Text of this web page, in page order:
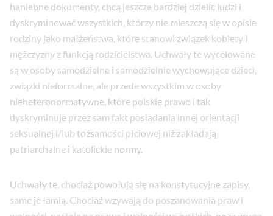
haniebne dokumenty, chcą jeszcze bardziej dzielić ludzi i
dyskryminować wszystkich, którzy nie mieszczą się w opisie
rodziny jako małżeństwa, które stanowi związek kobiety i
mężczyzny z funkcją rodzicielstwa. Uchwały te wycelowane
są w osoby samodzielne i samodzielnie wychowujące dzieci,
związki nieformalne, ale przede wszystkim w osoby
nieheteronormatywne, które polskie prawo i tak
dyskryminuje przez sam fakt posiadania innej orientacji
seksualnej i/lub tożsamości płciowej niż zakładają
patriarchalne i katolickie normy.
Uchwały te, chociaż powołują się na konstytucyjne zapisy,
same je łamią. Chociaż wzywają do poszanowania praw i